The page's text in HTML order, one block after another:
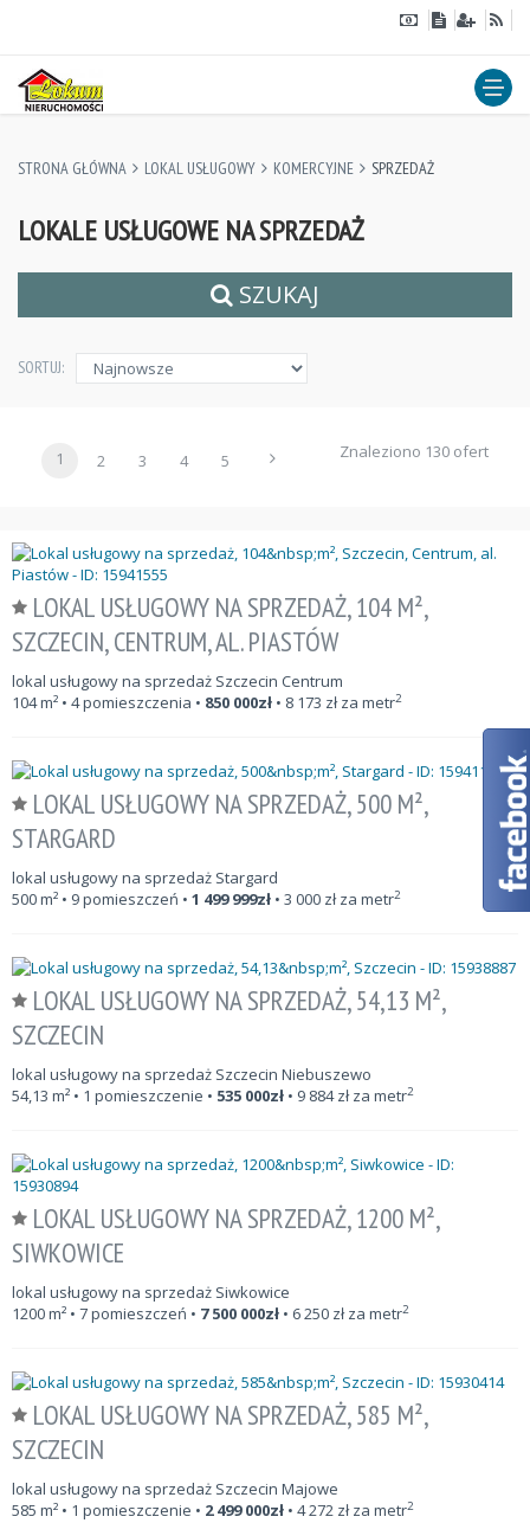
STRONA GŁÓWNA LOKAL USŁUGOWY KOMERCYJNE SPRZEDAŻ
LOKALE USŁUGOWE NA SPRZEDAŻ
SZUKAJ
SORTUJ:
1 2 3 4 5 Znaleziono 130 ofert
LOKAL USŁUGOWY NA SPRZEDAŻ, 104 M²,
SZCZECIN, CENTRUM, AL. PIASTÓW
lokal usługowy na sprzedaż Szczecin Centrum
104m² • 4 pomieszczenia • 850 000zł • 8 173 zł za metr2
LOKAL USŁUGOWY NA SPRZEDAŻ, 500 M²,
STARGARD
lokal usługowy na sprzedaż Stargard
500m² • 9 pomieszczeń • 1 499 999zł • 3 000 zł za metr2
LOKAL USŁUGOWY NA SPRZEDAŻ, 54,13 M²,
SZCZECIN
lokal usługowy na sprzedaż Szczecin Niebuszewo
54,13 m² • 1 pomieszczenie • 535 000zł • 9 884zł za metr2
LOKAL USŁUGOWY NA SPRZEDAŻ, 1200 M²,
SIWKOWICE
lokal usługowy na sprzedaż Siwkowice
1200m² • 7 pomieszczeń • 7 500 000zł • 6 250 zł za metr2
LOKAL USŁUGOWY NA SPRZEDAŻ, 585 M²,
SZCZECIN
lokal usługowy na sprzedaż Szczecin Majowe
585 m² • 1 pomieszczenie • 2 499 000zł • 4 272 zł za metr2